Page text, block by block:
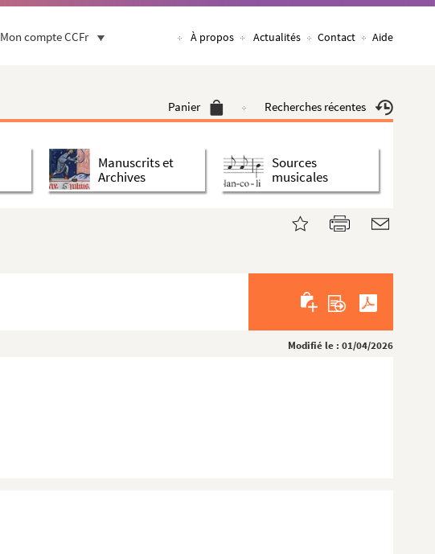
Mon compte CCFr À propos Actualités Contact Aide
Panier Recherches récentes
Manuscrits et
Archives
Sources
musicales
Modifié le : 01/04/2026